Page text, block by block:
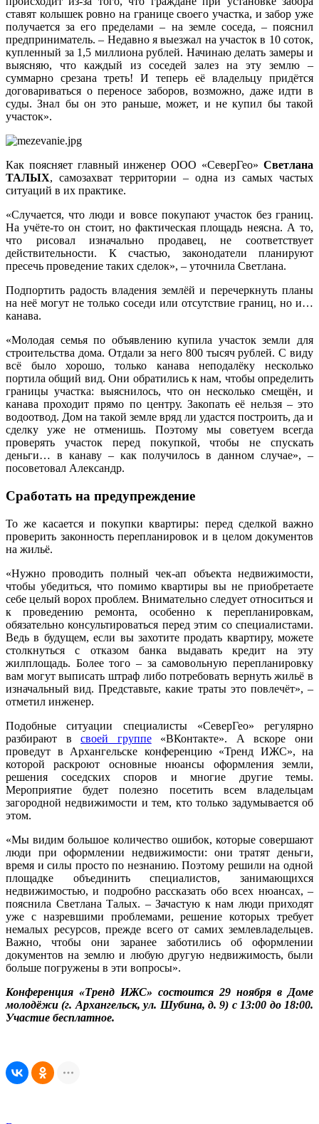
ставят колышек ровно на границе своего участка, и забор уже
получается за его пределами – на земле соседа, – пояснил
предприниматель. – Недавно я выезжал на участок в 10 соток,
купленный за 1,5 миллиона рублей. Начинаю делать замеры и
выясняю, что каждый из соседей залез на эту землю –
суммарно срезана треть! И теперь её владельцу придётся
договариваться о переносе заборов, возможно, даже идти в
суды. Знал бы он это раньше, может, и не купил бы такой
участок».
Как поясняет главный инженер ООО «СеверГео» Светлана
ТАЛЫХ, самозахват территории – одна из самых частых
ситуаций в их практике.
«Случается, что люди и вовсе покупают участок без границ.
На учёте‑то он стоит, но фактическая площадь неясна. А то,
что рисовал изначально продавец, не соответствует
действительности. К счастью, законодатели планируют
пресечь проведение таких сделок», – уточнила Светлана.
Подпортить радость владения землёй и перечеркнуть планы
на неё могут не только соседи или отсутствие границ, но и…
канава.
«Молодая семья по объявлению купила участок земли для
строительства дома. Отдали за него 800 тысяч рублей. С виду
всё было хорошо, только канава неподалёку несколько
портила общий вид. Они обратились к нам, чтобы определить
границы участка: выяснилось, что он несколько смещён, и
канава проходит прямо по центру. Закопать её нельзя – это
водоотвод. Дом на такой земле вряд ли удастся построить, да и
сделку уже не отменишь. Поэтому мы советуем всегда
проверять участок перед покупкой, чтобы не спускать
деньги… в канаву – как получилось в данном случае», –
посоветовал Александр.
Сработать на предупреждение
То же касается и покупки квартиры: перед сделкой важно
проверить законность перепланировок и в целом документов
на жильё.
«Нужно проводить полный чек-ап объекта недвижимости,
чтобы убедиться, что помимо квартиры вы не приобретаете
себе целый ворох проблем. Внимательно следует относиться и
к проведению ремонта, особенно к перепланировкам,
обязательно консультироваться перед этим со специалистами.
Ведь в будущем, если вы захотите продать квартиру, можете
столкнуться с отказом банка выдавать кредит на эту
жилплощадь. Более того – за самовольную перепланировку
вам могут выписать штраф либо потребовать вернуть жильё в
изначальный вид. Представьте, какие траты это повлечёт», –
отметил инженер.
Подобные ситуации специалисты «СеверГео» регулярно
разбирают всвоей группе«ВКонтакте». А вскоре они
проведут в Архангельске конференцию «Тренд ИЖС», на
которой раскроют основные нюансы оформления земли,
решения соседских споров и многие другие темы.
Мероприятие будет полезно посетить всем владельцам
загородной недвижимости и тем, кто только задумывается об
этом.
«Мы видим большое количество ошибок, которые совершают
люди при оформлении недвижимости: они тратят деньги,
время и силы просто по незнанию. Поэтому решили на одной
площадке объединить специалистов, занимающихся
недвижимостью, и подробно рассказать обо всех нюансах, –
пояснила Светлана Талых. – Зачастую к нам люди приходят
уже с назревшими проблемами, решение которых требует
немалых ресурсов, прежде всего от самих землевладельцев.
Важно, чтобы они заранее заботились об оформлении
документов на землю и любую другую недвижимость, были
больше погружены в эти вопросы».
Конференция «Тренд ИЖС» состоится 29 ноября в Доме
молодёжи (г. Архангельск, ул. Шубина, д. 9) с 13:00 до 18:00.
Участие бесплатное.